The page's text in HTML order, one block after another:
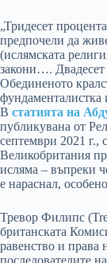
„Тридесет
предпочели да
(ислямската
закони…. Двадесет
Обединеното
фундаменталистка
В статията на
публикувана от
септември 2021 г.,
Великобритания
исляма – въпреки
е нараснал,
Тревор Филипс
британската
равенство и права
последователите